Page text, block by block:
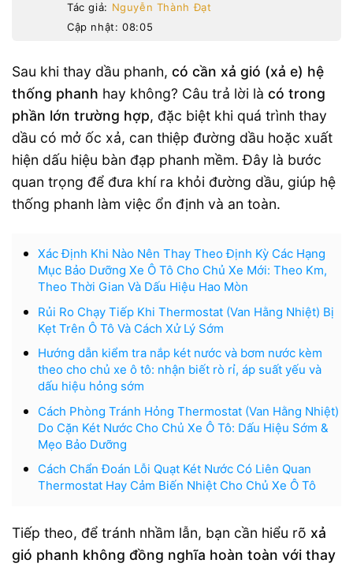
Tác giả: Nguyễn Thành Đạt
Cập nhật: 08:05
Sau khi thay dầu phanh, có cần xả gió (xả e) hệ
thống phanh hay không? Câu trả lời là có trong
phần lớn trường hợp, đặc biệt khi quá trình thay
dầu có mở ốc xả, can thiệp đường dầu hoặc xuất
hiện dấu hiệu bàn đạp phanh mềm. Đây là bước
quan trọng để đưa khí ra khỏi đường dầu, giúp hệ
thống phanh làm việc ổn định và an toàn.
Xác Định Khi Nào Nên Thay Theo Định Kỳ Các Hạng
Mục Bảo Dưỡng Xe Ô Tô Cho Chủ Xe Mới: Theo Km,
Theo Thời Gian Và Dấu Hiệu Hao Mòn
Rủi Ro Chạy Tiếp Khi Thermostat (Van Hằng Nhiệt) Bị
Kẹt Trên Ô Tô Và Cách Xử Lý Sớm
Hướng dẫn kiểm tra nắp két nước và bơm nước kèm
theo cho chủ xe ô tô: nhận biết rò rỉ, áp suất yếu và
dấu hiệu hỏng sớm
Cách Phòng Tránh Hỏng Thermostat (Van Hằng Nhiệt)
Do Cặn Két Nước Cho Chủ Xe Ô Tô: Dấu Hiệu Sớm &
Mẹo Bảo Dưỡng
Cách Chẩn Đoán Lỗi Quạt Két Nước Có Liên Quan
Thermostat Hay Cảm Biến Nhiệt Cho Chủ Xe Ô Tô
Tiếp theo, để tránh nhầm lẫn, bạn cần hiểu rõ xả
gió phanh không đồng nghĩa hoàn toàn với thay